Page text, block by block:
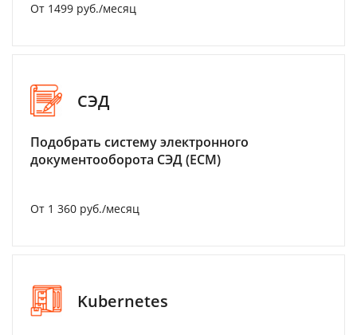
От 1499 руб./месяц
СЭД
Подобрать систему электронного
документооборота СЭД (ECM)
От 1 360 руб./месяц
Kubernetes